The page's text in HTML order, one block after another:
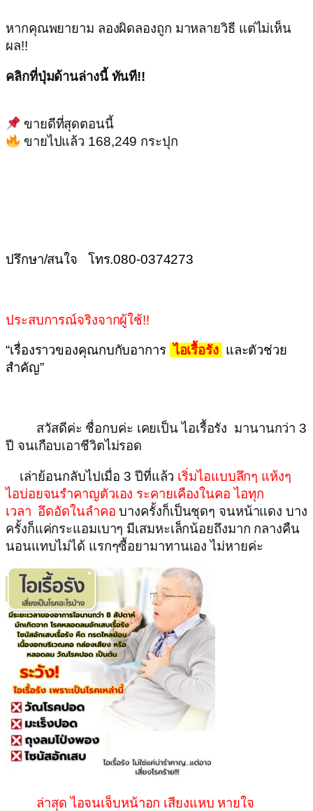
หากคุณพยายาม ลองผิดลองถูก มาหลายวิธี แต่ไม่เห็น
ผล!!
คลิกที่ปุ่มด้านล่างนี้ ทันที!!
ขายดีที่สุดตอนนี้
ขายไปแล้ว 168,249 กระปุก
ปรึกษา/สนใจ โทร.080-0374273
ประสบการณ์จริงจากผู้ใช้!!
“เรื่องราวของคุณกบกับอาการ ไอเรื้อรัง และตัวช่วย
สำคัญ”
สวัสดีค่ะ ชื่อกบค่ะ เคยเป็น ไอเรื้อรัง มานานกว่า 3
ปี จนเกือบเอาชีวิตไม่รอด
เล่าย้อนกลับไปเมื่อ 3 ปีที่แล้ว เริ่มไอแบบลึกๆ แห้งๆ
ไอบ่อยจนรำคาญตัวเอง ระคายเคืองในคอ ไอทุก
เวลา อึดอัดในลำคอ บางครั้งก็เป็นชุดๆ จนหน้าแดง บาง
ครั้งก็แค่กระแอมเบาๆ มีเสมหะเล็กน้อยถึงมาก กลางคืน
นอนแทบไม่ได้ แรกๆซื้อยามาทานเอง ไม่หายค่ะ
ล่าสุด ไอจนเจ็บหน้าอก เสียงแหบ หายใจ